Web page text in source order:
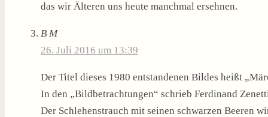
das wir Älteren uns heute manchmal ersehnen.
B M
26. Juli 2016 um 13:39
Der Titel dieses 1980 entstandenen Bildes heißt
In den „Bildbetrachtungen“ schrieb Ferdinand
Der Schlehenstrauch mit seinen schwarzen Beeren